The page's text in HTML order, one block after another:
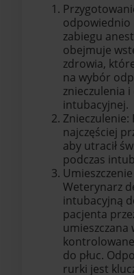
odpowiednio
zabiegu
obejmuje
zdrowia,
na wybór
znieczulenia
intubacyjnej.
Znieczulenie:
najczęściej
aby utracił
podczas
Weterynarz
intubacyjną
pacjenta
umieszczana
do płuc.
rurki jest